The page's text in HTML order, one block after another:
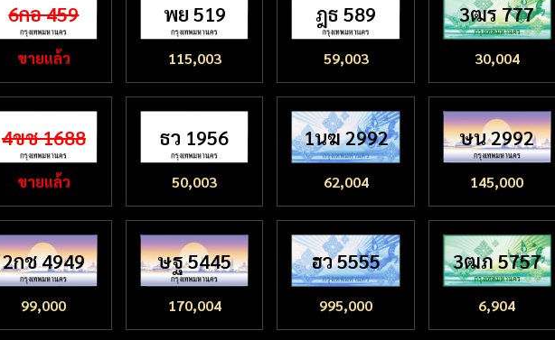
6กอ 459
ขายแล้ว
พย 519
115,003
ฎธ 589
59,003
3ฒร 777
30,004
4ขช 1688
ขายแล้ว
ธว 1956
50,003
1นฆ 2992
62,004
ษน 2992
145,000
2กช 4949
99,000
ษฐ 5445
170,004
ฮว 5555
995,000
3ฒภ 5757
6,904